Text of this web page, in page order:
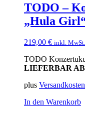
TODO –
„Hula
219,00 € inkl. MwSt.
TODO
LIEFERBAR AB
plus Versandkosten
In den Warenkorb